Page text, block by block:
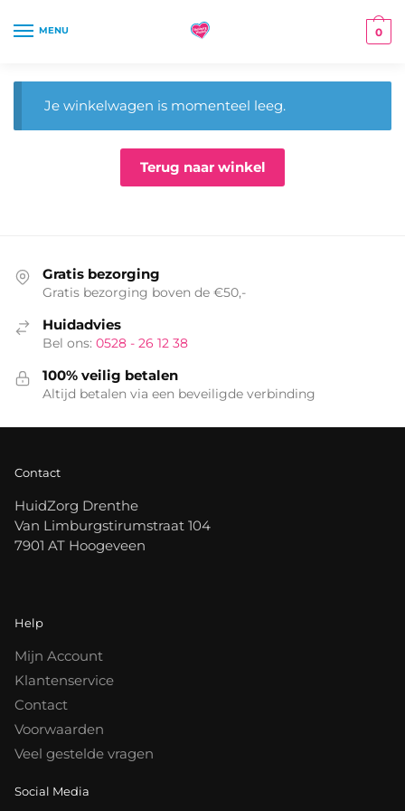
MENU 0
Je winkelwagen is momenteel leeg.
Terug naar winkel
Gratis bezorging
Gratis bezorging boven de €50,-
Huidadvies
Bel ons: 0528 - 26 12 38
100% veilig betalen
Altijd betalen via een beveiligde verbinding
Contact
HuidZorg Drenthe
Van Limburgstirumstraat 104
7901 AT Hoogeveen
Help
Mijn Account
Klantenservice
Contact
Voorwaarden
Veel gestelde vragen
Social Media